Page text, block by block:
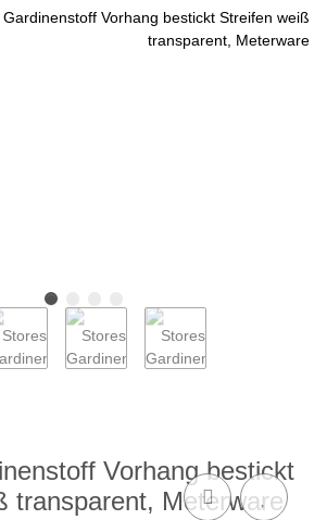
Vorhang bestickt
transparent, Meterware